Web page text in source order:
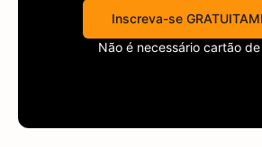
Inscreva-se
Não é necessário cartão